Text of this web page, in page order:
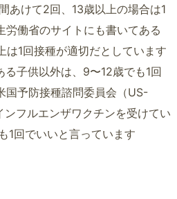
あけて2回、13歳以上の場合は1
労働省のサイトにも書いてある
は1回接種が適切だとしています
る子供以外は、9〜12歳でも1回
国予防接種諮問委員会（US-
フルエンザワクチンを受けてい
1回でいいと言っています